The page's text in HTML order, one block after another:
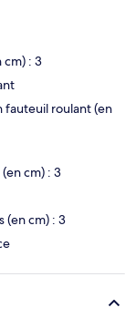
cm) : 3
fauteuil roulant (en
cm) : 3
(en cm) : 3